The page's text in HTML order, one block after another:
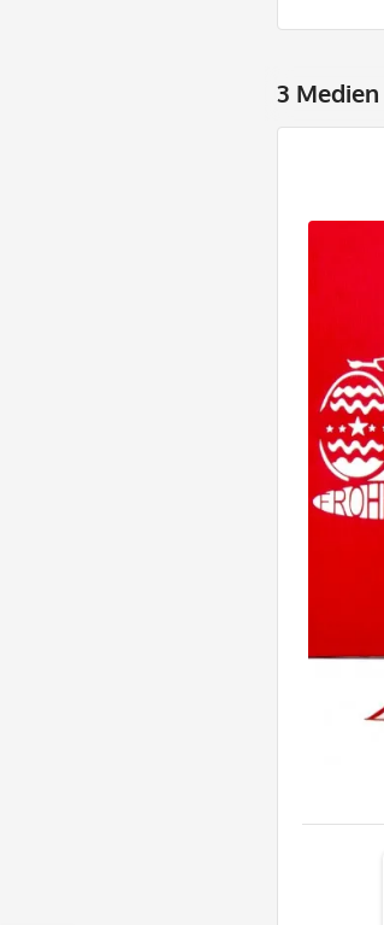
3 Medien